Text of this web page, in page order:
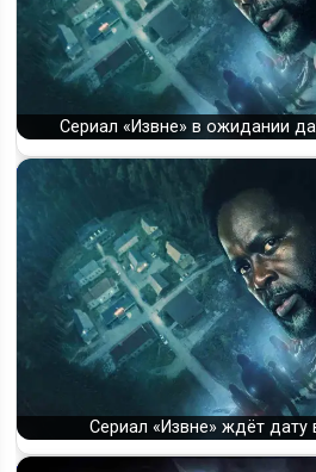
Сериал «Извне» в ожидании
Сериал «Извне» ждёт дату